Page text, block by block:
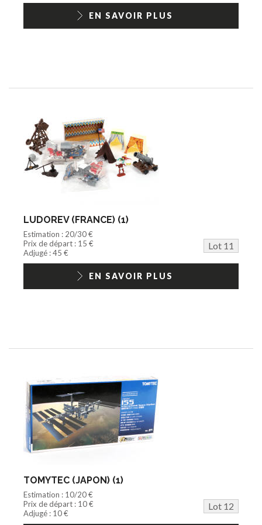
EN SAVOIR PLUS
LUDOREV (FRANCE) (1)
Estimation : 20/30 €
Prix de départ : 15 €
Lot 11
Adjugé : 45 €
EN SAVOIR PLUS
TOMYTEC (JAPON) (1)
Estimation : 10/20 €
Prix de départ : 10 €
Lot 12
Adjugé : 10 €